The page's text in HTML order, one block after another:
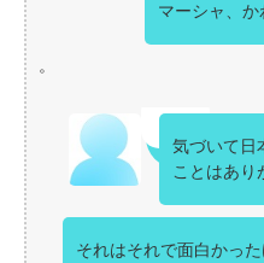
マーシャ、
。
気づいて日
ことはあり
それはそれで面白かった